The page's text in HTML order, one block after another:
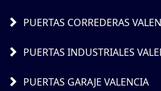
PUERTAS CORREDERAS
PUERTAS INDUSTRIALES
PUERTAS GARAJE VALENCIA